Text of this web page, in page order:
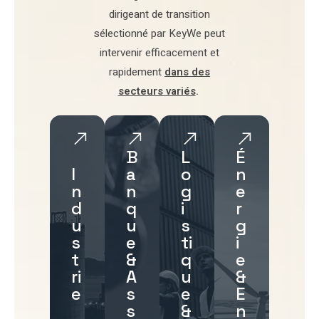
dirigeant de transition
sélectionné par KeyWe peut
intervenir efficacement et
rapidement dans des
secteurs variés.
I
n
d
u
s
t
ri
e
B
a
n
q
u
e
&
A
s
s
L
o
g
i
s
ti
q
u
e
&
É
n
e
r
g
i
e
&
E
n